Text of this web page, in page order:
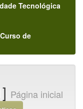
Tecnológica
de
Página inicial